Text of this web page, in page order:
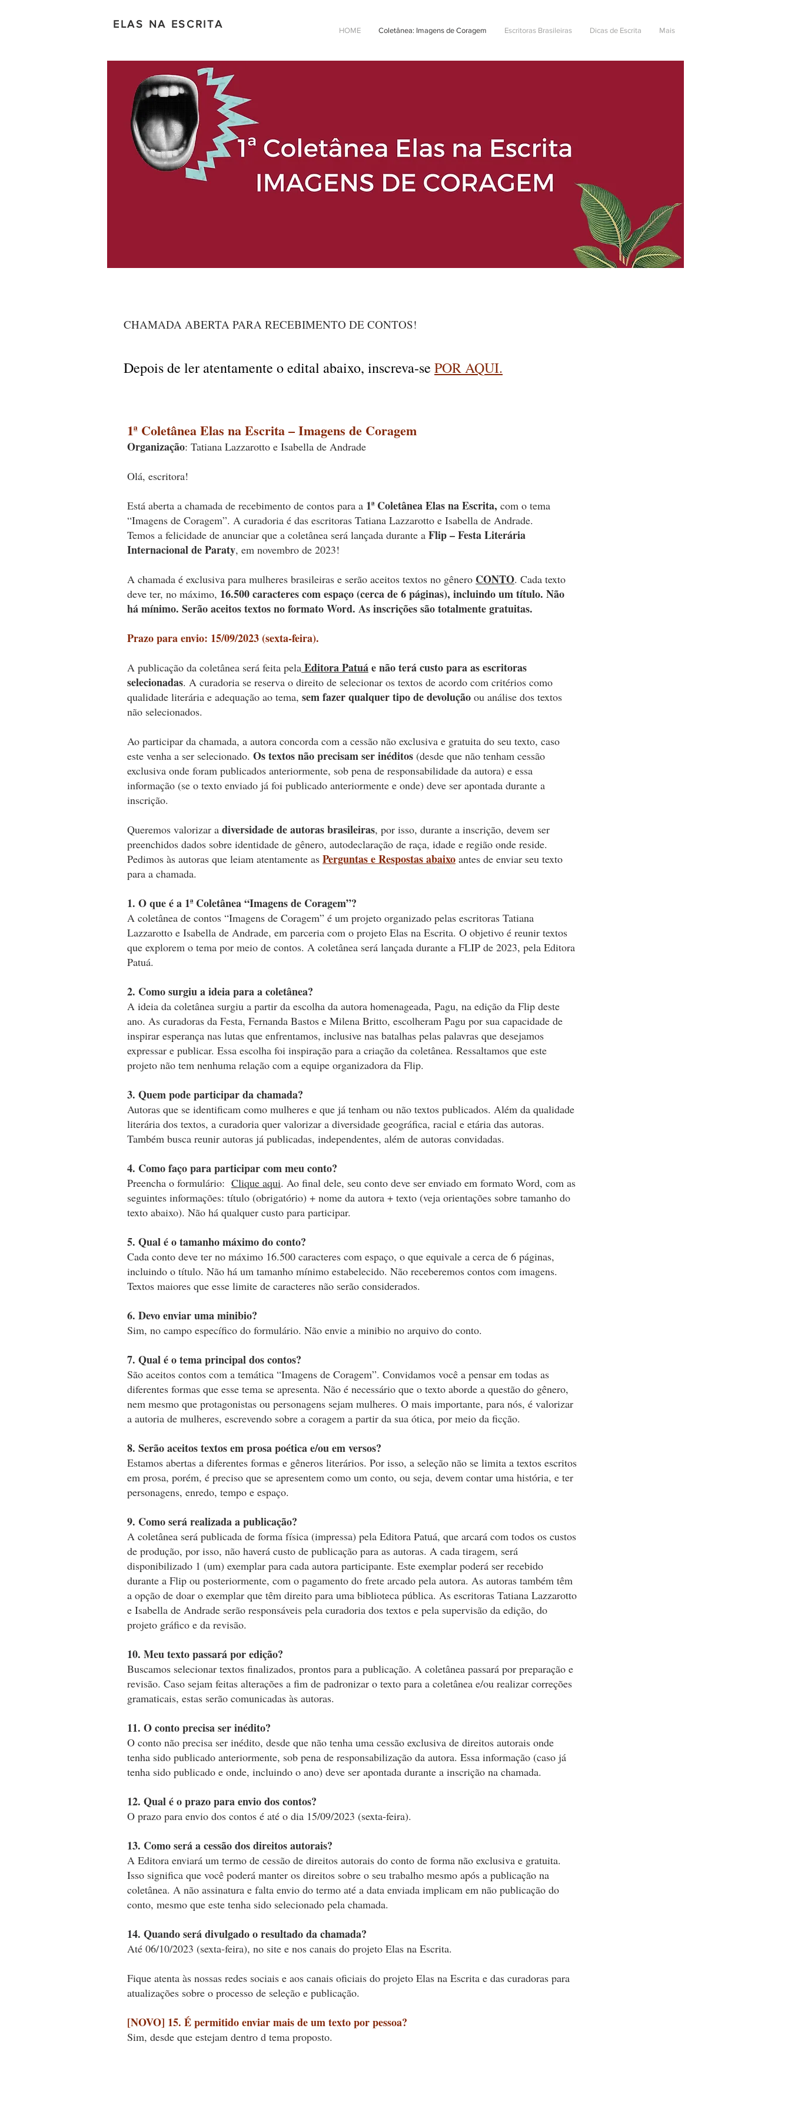
ELAS NA ESCRITA
HOME Coletânea: Imagens de Coragem Escritoras Brasileiras Dicas de Escrita Mais
CHAMADA ABERTA PARA RECEBIMENTO DE CONTOS!
Depois de ler atentamente o edital abaixo, inscreva-se POR AQUI.
1ª Coletânea Elas na Escrita – Imagens de Coragem
Organização: Tatiana Lazzarotto e Isabella de Andrade
Olá, escritora!
Está aberta a chamada de recebimento de contos para a 1ª Coletânea Elas na Escrita, com o tema
“Imagens de Coragem”. A curadoria é das escritoras Tatiana Lazzarotto e Isabella de Andrade.
Temos a felicidade de anunciar que a coletânea será lançada durante a Flip – Festa Literária
Internacional de Paraty, em novembro de 2023!
A chamada é exclusiva para mulheres brasileiras e serão aceitos textos no gênero CONTO. Cada texto
deve ter, no máximo, 16.500 caracteres com espaço (cerca de 6 páginas), incluindo um título. Não
há mínimo. Serão aceitos textos no formato Word. As inscrições são totalmente gratuitas.
Prazo para envio: 15/09/2023 (sexta-feira).
A publicação da coletânea será feita pela Editora Patuáe não terá custo para as escritoras
selecionadas. A curadoria se reserva o direito de selecionar os textos de acordo com critérios como
qualidade literária e adequação ao tema, sem fazer qualquer tipo de devolução ou análise dos textos
não selecionados.
Ao participar da chamada, a autora concorda com a cessão não exclusiva e gratuita do seu texto, caso
este venha a ser selecionado. Os textos não precisam ser inéditos (desde que não tenham cessão
exclusiva onde foram publicados anteriormente, sob pena de responsabilidade da autora) e essa
informação (se o texto enviado já foi publicado anteriormente e onde) deve ser apontada durante a
inscrição.
Queremos valorizar a diversidade de autoras brasileiras, por isso, durante a inscrição, devem ser
preenchidos dados sobre identidade de gênero, autodeclaração de raça, idade e região onde reside.
Pedimos às autoras que leiam atentamente as Perguntas e Respostas abaixo antes de enviar seu texto
para a chamada.
1. O que é a 1ª Coletânea “Imagens de Coragem”?
A coletânea de contos “Imagens de Coragem” é um projeto organizado pelas escritoras Tatiana
Lazzarotto e Isabella de Andrade, em parceria com o projeto Elas na Escrita. O objetivo é reunir textos
que explorem o tema por meio de contos. A coletânea será lançada durante a FLIP de 2023, pela Editora
Patuá.
2. Como surgiu a ideia para a coletânea?
A ideia da coletânea surgiu a partir da escolha da autora homenageada, Pagu, na edição da Flip deste
ano. As curadoras da Festa, Fernanda Bastos e Milena Britto, escolheram Pagu por sua capacidade de
inspirar esperança nas lutas que enfrentamos, inclusive nas batalhas pelas palavras que desejamos
expressar e publicar. Essa escolha foi inspiração para a criação da coletânea. Ressaltamos que este
projeto não tem nenhuma relação com a equipe organizadora da Flip.
3. Quem pode participar da chamada?
Autoras que se identificam como mulheres e que já tenham ou não textos publicados. Além da qualidade
literária dos textos, a curadoria quer valorizar a diversidade geográfica, racial e etária das autoras.
Também busca reunir autoras já publicadas, independentes, além de autoras convidadas.
4. Como faço para participar com meu conto?
Preencha o formulário: Clique aqui. Ao final dele, seu conto deve ser enviado em formato Word, com as
seguintes informações: título (obrigatório) + nome da autora + texto (veja orientações sobre tamanho do
texto abaixo). Não há qualquer custo para participar.
5. Qual é o tamanho máximo do conto?
Cada conto deve ter no máximo 16.500 caracteres com espaço, o que equivale a cerca de 6 páginas,
incluindo o título. Não há um tamanho mínimo estabelecido. Não receberemos contos com imagens.
Textos maiores que esse limite de caracteres não serão considerados.
6. Devo enviar uma minibio?
Sim, no campo específico do formulário. Não envie a minibio no arquivo do conto.
7. Qual é o tema principal dos contos?
São aceitos contos com a temática “Imagens de Coragem”. Convidamos você a pensar em todas as
diferentes formas que esse tema se apresenta. Não é necessário que o texto aborde a questão do gênero,
nem mesmo que protagonistas ou personagens sejam mulheres. O mais importante, para nós, é valorizar
a autoria de mulheres, escrevendo sobre a coragem a partir da sua ótica, por meio da ficção.
8. Serão aceitos textos em prosa poética e/ou em versos?
Estamos abertas a diferentes formas e gêneros literários. Por isso, a seleção não se limita a textos escritos
em prosa, porém, é preciso que se apresentem como um conto, ou seja, devem contar uma história, e ter
personagens, enredo, tempo e espaço.
9. Como será realizada a publicação?
A coletânea será publicada de forma física (impressa) pela Editora Patuá, que arcará com todos os custos
de produção, por isso, não haverá custo de publicação para as autoras. A cada tiragem, será
disponibilizado 1 (um) exemplar para cada autora participante. Este exemplar poderá ser recebido
durante a Flip ou posteriormente, com o pagamento do frete arcado pela autora. As autoras também têm
a opção de doar o exemplar que têm direito para uma biblioteca pública. As escritoras Tatiana Lazzarotto
e Isabella de Andrade serão responsáveis pela curadoria dos textos e pela supervisão da edição, do
projeto gráfico e da revisão.
10. Meu texto passará por edição?
Buscamos selecionar textos finalizados, prontos para a publicação. A coletânea passará por preparação e
revisão. Caso sejam feitas alterações a fim de padronizar o texto para a coletânea e/ou realizar correções
gramaticais, estas serão comunicadas às autoras.
11. O conto precisa ser inédito?
O conto não precisa ser inédito, desde que não tenha uma cessão exclusiva de direitos autorais onde
tenha sido publicado anteriormente, sob pena de responsabilização da autora. Essa informação (caso já
tenha sido publicado e onde, incluindo o ano) deve ser apontada durante a inscrição na chamada.
12. Qual é o prazo para envio dos contos?
O prazo para envio dos contos é até o dia 15/09/2023 (sexta-feira).
13. Como será a cessão dos direitos autorais?
A Editora enviará um termo de cessão de direitos autorais do conto de forma não exclusiva e gratuita.
Isso significa que você poderá manter os direitos sobre o seu trabalho mesmo após a publicação na
coletânea. A não assinatura e falta envio do termo até a data enviada implicam em não publicação do
conto, mesmo que este tenha sido selecionado pela chamada.
14. Quando será divulgado o resultado da chamada?
Até 06/10/2023 (sexta-feira), no site e nos canais do projeto Elas na Escrita.
Fique atenta às nossas redes sociais e aos canais oficiais do projeto Elas na Escrita e das curadoras para
atualizações sobre o processo de seleção e publicação.
[NOVO] 15. É permitido enviar mais de um texto por pessoa?
Sim, desde que estejam dentro d tema proposto.